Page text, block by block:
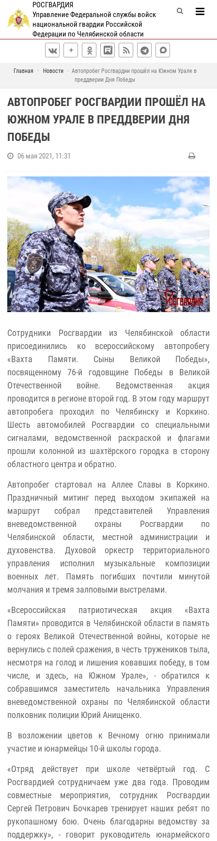
РОСГВАРДИЯ
Управление Федеральной службы войск
национальной гвардии Российской
Федерации по Челябинской области
Главная Новости
Автопробег Росгвардии прошёл на Южном Урале в
преддверии Дня Победы
АВТОПРОБЕГ РОСГВАРДИИ ПРОШЁЛ НА
ЮЖНОМ УРАЛЕ В ПРЕДДВЕРИИ ДНЯ
ПОБЕДЫ
06 мая 2021, 11:31
Сотрудники Росгвардии из Челябинской области
присоединились ко всероссийскому автопробегу
«Вахта Памяти. Сыны Великой Победы»,
посвященному 76-й годовщине Победы в Великой
Отечественной войне. Ведомственная акция
проводится в регионе второй год. В этом году маршрут
автопробега проходил по Челябинску и Коркино.
Шесть автомобилей Росгвардии со специальными
сигналами, ведомственной раскраской и флагами
прошли колонной из шахтёрского городка в сторону
областного центра и обратно.
Автопробег стартовал на Аллее Славы в Коркино.
Праздничный митинг перед выходом экипажей на
маршрут собрал представителей Управления
вневедомственной охраны Росгвардии по
Челябинской области, местной администрации и
духовенства. Духовой оркестр территориального
управления исполнил музыкальные композиции
военных лет. Память погибших почтили минутой
молчания и тремя залповыми выстрелами.
«Всероссийская патриотическая акция «Вахта
Памяти» проводится в Челябинской области в память
о героях Великой Отечественной войны, которые не
вернулись с полей сражения, в честь тружеников тыла,
несмотря на голод и лишения ковавших победу, в том
числе, и здесь, на Южном Урале», - обратился к
собравшимся заместитель начальника Управления
вневедомственной охраны по Челябинской области
полковник полиции Юрий Анищенко.
В возложении цветов к Вечному огню принимали
участие и юнармейцы 10-й школы города.
«Отряд действует при школе четвёртый год. С
Росгвардией сотрудничаем уже два года. Проводим
совместные мероприятия, сотрудник Росгвардии
Сергей Петрович Бочкарев тренирует наших ребят по
рукопашному бою. Очень благодарны ведомству за
поддержку», - говорит руководитель юнармейского